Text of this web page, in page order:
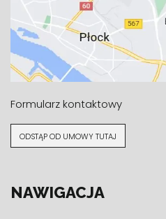
Formularz kontaktowy
ODSTĄP OD UMOWY TUTAJ
NAWIGACJA